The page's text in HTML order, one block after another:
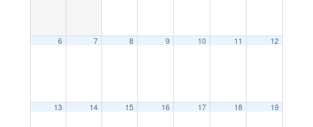
6 7 8 9 10 11 12
13 14 15 16 17 18 19